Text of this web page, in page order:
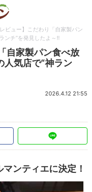
レビュー】こだわり「自家製パン
ンチ”を発見したよ～!!
自家製パン食べ放
人気店で“神ラン
2026.4.12 21:55
ンティエに決定！